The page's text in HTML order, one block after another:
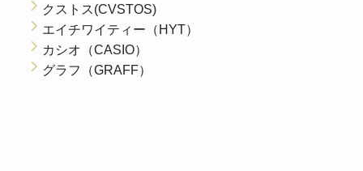
クストス(CVSTOS)
エイチワイティー（HYT）
カシオ（CASIO）
グラフ（GRAFF）